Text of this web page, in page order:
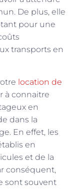
De plus, elle
pour une
transports en
location de
à connaitre
en
dans la
En effet, les
en
et de la
conséquent,
sont souvent